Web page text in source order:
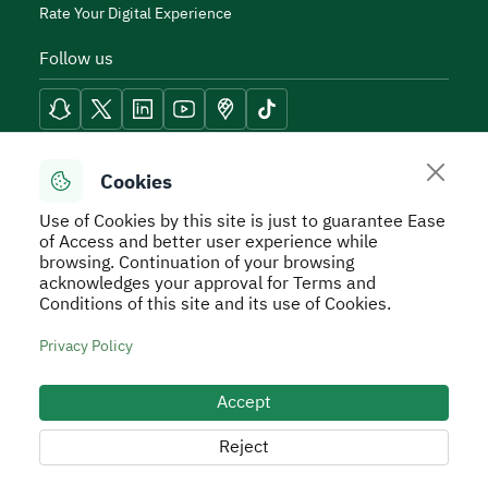
Cookies
Use of Cookies by this site is just to guarantee Ease
of Access and better user experience while
browsing. Continuation of your browsing
acknowledges your approval for Terms and
Conditions of this site and its use of Cookies.
Privacy Policy
Accept
Reject
Rate Your Digital Experience
Follow us
Reach Tools
Secure Usage Policy Privacy Policy
Service Level
2026
Developed and Operated by the Real Estate General
Authority